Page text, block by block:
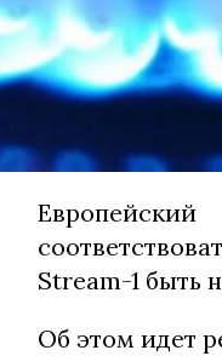
Stream-1 быть
Об этом идет